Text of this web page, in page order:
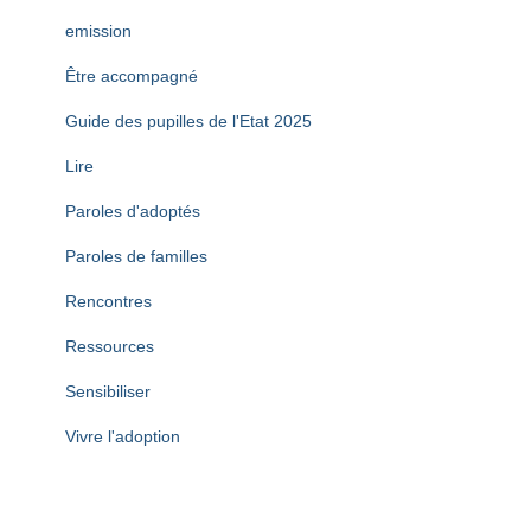
emission
Être accompagné
Guide des pupilles de l'Etat 2025
Lire
Paroles d'adoptés
Paroles de familles
Rencontres
Ressources
Sensibiliser
Vivre l'adoption